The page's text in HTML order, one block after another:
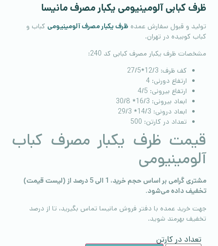
ظرف کبابی آلومینیومی یکبار مصرف مانیسا
تولید و قبول سفارش عمده ظرف یکبار مصرف آلومینیومی کباب و
کباب کوبیده در تهران.
مشخصات ظرف یکبار مصرف کبابی کد 240:
کف ظرف: 12/3*27/5
ارتفاع دورنی: 4
ارتفاع بیرونی: 4/5
ابعاد بیرونی: 16/3* 30/8
ابعاد درونی: 14/3* 29/3
تعداد در کارتن: 500
قیمت ظرف یکبار مصرف کباب
آلومینیومی
مشتری گرامی بر اساس حجم خرید، 1 الی 5 درصد از (لیست قیمت)
تخفیف داده می‌شود.
جهت خرید عمده با دفتر فروش مانیسا تماس بگیرید، تا از درصد
تخفیف بهرمند شوید.
تعداد در کارتن